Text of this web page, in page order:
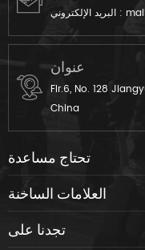
البريد الإلكتروني :
عنوان
Flr.6, No. 128
China
تحتاج مساعدة
العلامات الساخنة
تجدنا على